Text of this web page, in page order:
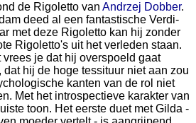
de Rigoletto van Andrzej Dobber.
deed al een fantastische Verdi-
met deze Rigoletto kan hij zonder
Rigoletto's uit het verleden staan.
je dat hij overspoeld gaat
hij de hoge tessituur niet aan zou
kanten van de rol niet
Met het introspectieve karakter van
toon. Het eerste duet met Gilda -